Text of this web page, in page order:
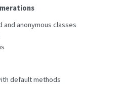
and anonymous classes
default methods